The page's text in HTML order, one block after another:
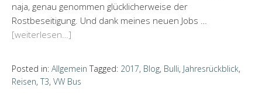
naja, genau genommen glücklicherweise der
Rostbeseitigung. Und dank meines neuen Jobs …
[weiterlesen…]
Posted in: Allgemein Tagged: 2017, Blog, Bulli, Jahresrückblick,
Reisen, T3, VW Bus